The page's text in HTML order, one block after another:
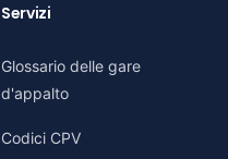
Servizi
Glossario delle gare
d'appalto
Codici CPV